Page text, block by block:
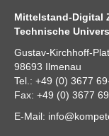
Mittelstand-Digital
Technische
Gustav-Kirchhoff-
98693 Ilmenau
Tel.: +49 (0) 3677
Fax: +49 (0) 3677
E-Mail: